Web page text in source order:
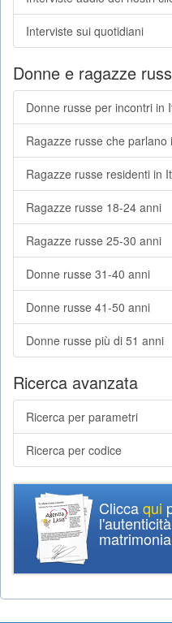
Interviste sui quotidiani
Donne e ragazze
Donne russe per incontri in
Ragazze russe che parlano
Ragazze russe residenti in
Ragazze russe 18-24 anni
Ragazze russe 25-30 anni
Donne russe 31-40 anni
Donne russe 41-50 anni
Donne russe più di 51 anni
Ricerca avanzata
Ricerca per parametri
Ricerca per codice
Cliccaqui